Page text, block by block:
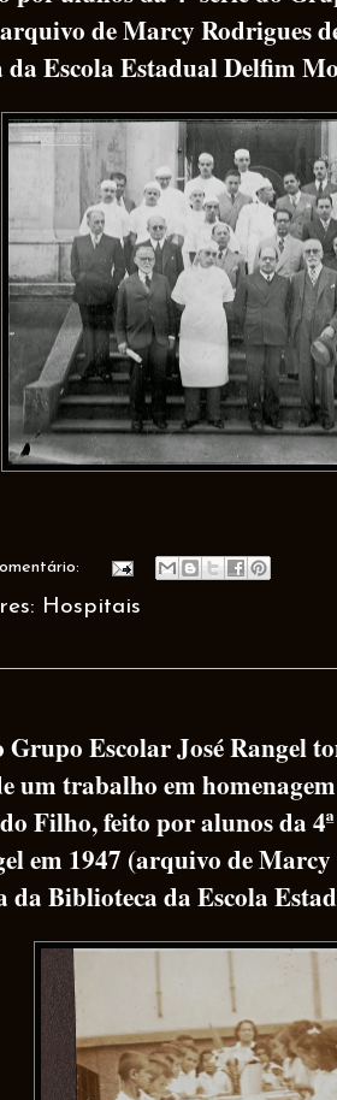
de Marcy Rodrigues
Escola Estadual Delfim
Hospitais
Escolar José Rangel
um trabalho em
Filho, feito por alunos da
em 1947 (arquivo de
da Biblioteca da Escola